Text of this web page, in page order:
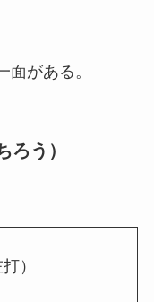
がある。
ろう）
）